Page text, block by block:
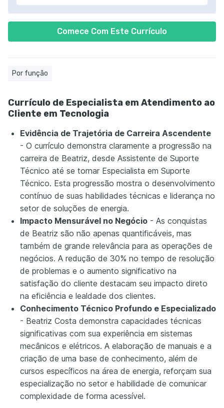
Comece Com Este Currículo
Por função
Currículo de Especialista em Atendimento ao
Cliente em Tecnologia
Evidência de Trajetória de Carreira Ascendente
- O currículo demonstra claramente a progressão na
carreira de Beatriz, desde Assistente de Suporte
Técnico até se tornar Especialista em Suporte
Técnico. Esta progressão mostra o desenvolvimento
contínuo de suas habilidades técnicas e liderança no
setor de soluções de energia.
Impacto Mensurável no Negócio - As conquistas
de Beatriz são não apenas quantificáveis, mas
também de grande relevância para as operações de
negócios. A redução de 30% no tempo de resolução
de problemas e o aumento significativo na
satisfação do cliente destacam seu impacto direto
na eficiência e lealdade dos clientes.
Conhecimento Técnico Profundo e Especializado
- Beatriz Costa demonstra capacidades técnicas
significativas com sua experiência em sistemas
mecânicos e elétricos. A elaboração de manuais e a
criação de uma base de conhecimento, além de
cursos específicos na área de energia, reforçam sua
especialização no setor e habilidade de comunicar
complexidade de forma acessível.